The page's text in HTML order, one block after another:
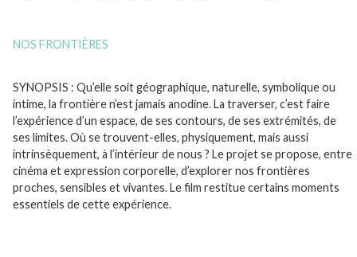
NOS FRONTIÈRES
SYNOPSIS : Qu’elle soit géographique, naturelle, symbolique ou
intime, la frontière n’est jamais anodine. La traverser, c’est faire
l’expérience d’un espace, de ses contours, de ses extrémités, de
ses limites. Où se trouvent-elles, physiquement, mais aussi
intrinsèquement, à l’intérieur de nous ? Le projet se propose, entre
cinéma et expression corporelle, d’explorer nos frontières
proches, sensibles et vivantes. Le film restitue certains moments
essentiels de cette expérience.
;;;